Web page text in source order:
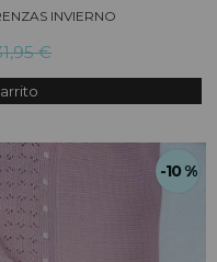
INVIERNO
€
-10 %